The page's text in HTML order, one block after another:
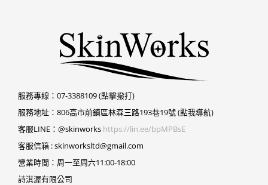
服務專線： 07-3388109 (點擊撥打)
服務地址： 806高市前鎮區林森三路193巷19號 (點我導航)
客服LINE：@skinworks https://lin.ee/bpMPBsE
客服信箱 :skinworksltd@gmail.com
營業時間：周一至周六11:00-18:00
詩淇渥有限公司